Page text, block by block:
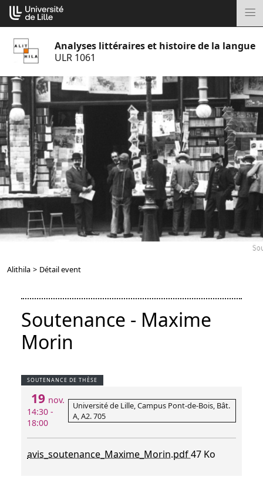
Aller
au
Analyses littéraires et histoire de la langue
ULR 1061
Alithila > Détail event
Soutenance - Maxime
Morin
SOUTENANCE DE THÈSE
19 nov.
14:30 -
18:00
Université de Lille, Campus Pont-de-Bois, Bât.
A, A2. 705
avis_soutenance_Maxime_Morin.pdf47 Ko
Cookies management panel